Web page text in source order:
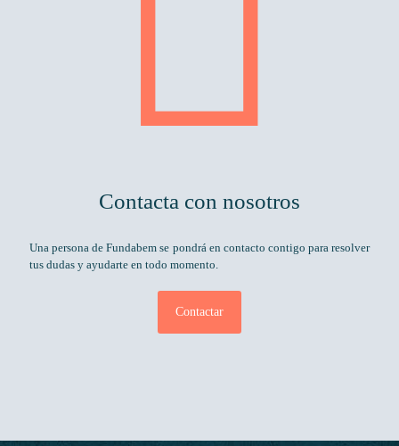
Contacta con nosotros
Una persona de Fundabem se pondrá en contacto contigo para resolver
tus dudas y ayudarte en todo momento.
Contactar